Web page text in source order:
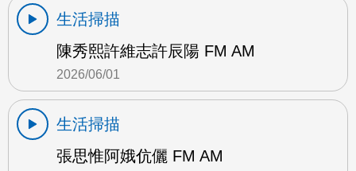
生活掃描
陳秀熙許維志許辰陽 FM AM
2026/06/01
生活掃描
張思惟阿娥伉儷 FM AM